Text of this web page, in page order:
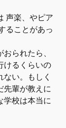
声楽、やピア
ることがあっ
られたら、
けるくらいの
い。もしく
先輩が教えに
学校は本当に